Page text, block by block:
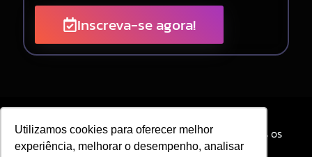
Utilizamos cookies para oferecer melhor
experiência, melhorar o desempenho, analisar
Inscreva-se agora!
© 2025 SIEG Soluções Fiscais Estratégicas. Todos os
direitos reservados